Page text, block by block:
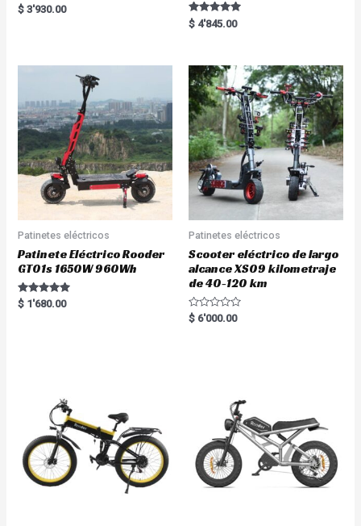
Rated
5.00
$ 3'930.00
Rated
5.00
$ 4'845.00
Patinetes eléctricos
Patinete Eléctrico Rooder
GT01s 1650W 960Wh
Rated
5.00
$ 1'680.00
Patinetes eléctricos
Scooter eléctrico de largo
alcance XS09 kilometraje
de 40-120 km
R
a
$ 6'000.00